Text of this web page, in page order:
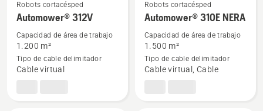
Ver
más
detalles
sobre
Automower®
Robots cortacésped
Automower® 312V
Capacidad de área de trabajo
1.200 m²
Tipo de cable delimitador
Cable virtual
Ver
más
detalles
sobre
Automower®
Robots cortacésped
Automower® 310E NERA
Capacidad de área de trabajo
1.500 m²
Tipo de cable delimitador
Cable virtual, Cable